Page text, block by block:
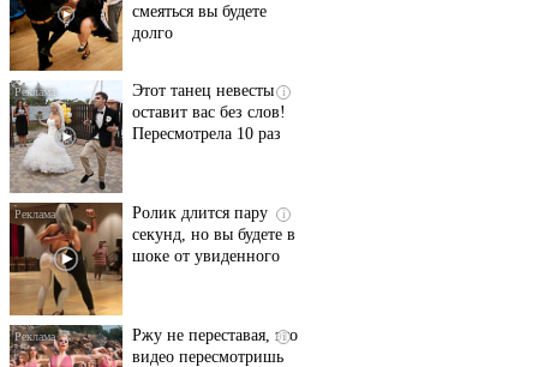
смеяться вы будете
долго
i
Этот танец невесты
оставит вас без слов!
Пересмотрела 10 раз
i
Ролик длится пару
секунд, но вы будете в
шоке от увиденного
i
Ржу не переставая, это
видео пересмотришь